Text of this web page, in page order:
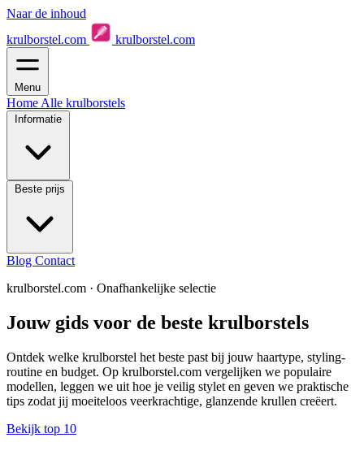
Naar de inhoud
krulborstel.com
krulborstel.com
Menu
Home Alle krulborstels
Informatie
Beste prijs
Blog Contact
krulborstel.com · Onafhankelijke selectie
Jouw gids voor de beste krulborstels
Ontdek welke krulborstel het beste past bij jouw haartype, styling­
routine en budget. Op krulborstel.com vergelijken we populaire
modellen, leggen we uit hoe je veilig stylet en geven we praktische
tips zodat jij moeiteloos veerkrachtige, glanzende krullen creëert.
Bekijk top 10